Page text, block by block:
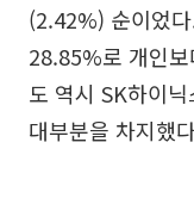
(2.42%) 순이었
28.85%로 개인
도 역시 SK하이
대부분을 차지했